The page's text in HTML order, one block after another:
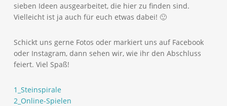
sieben Ideen ausgearbeitet, die hier zu finden sind.
Vielleicht ist ja auch für euch etwas dabei! 🙂
Schickt uns gerne Fotos oder markiert uns auf Facebook
oder Instagram, dann sehen wir, wie ihr den Abschluss
feiert. Viel Spaß!
1_Steinspirale
2_Online-Spielen